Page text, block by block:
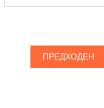
ПРЕДХОДЕН